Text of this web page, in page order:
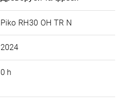
Piko RH30 OH TR N
2024
0 h